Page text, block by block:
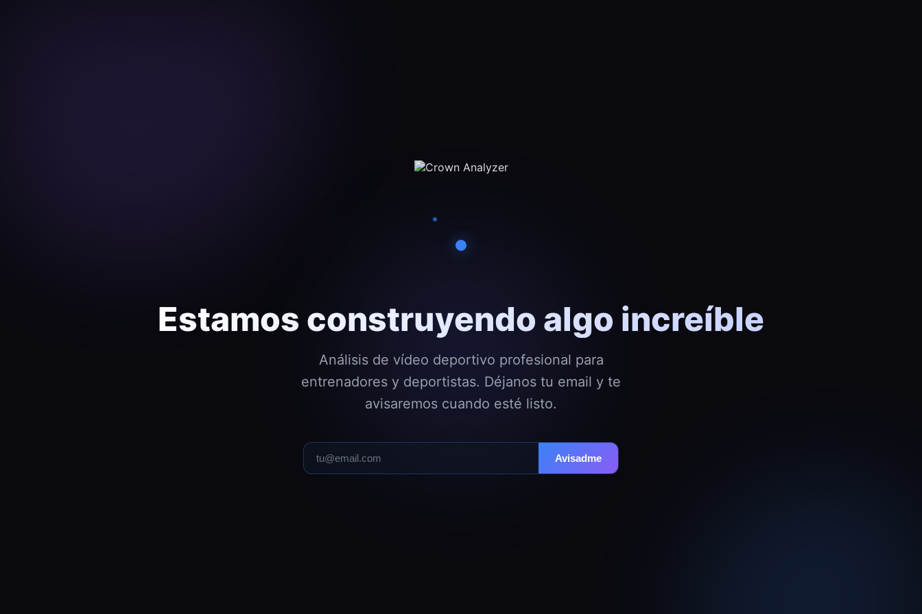
Estamos construyendo algo increíble
Análisis de vídeo deportivo profesional para
entrenadores y deportistas. Déjanos tu email y te
avisaremos cuando esté listo.
Avisadme